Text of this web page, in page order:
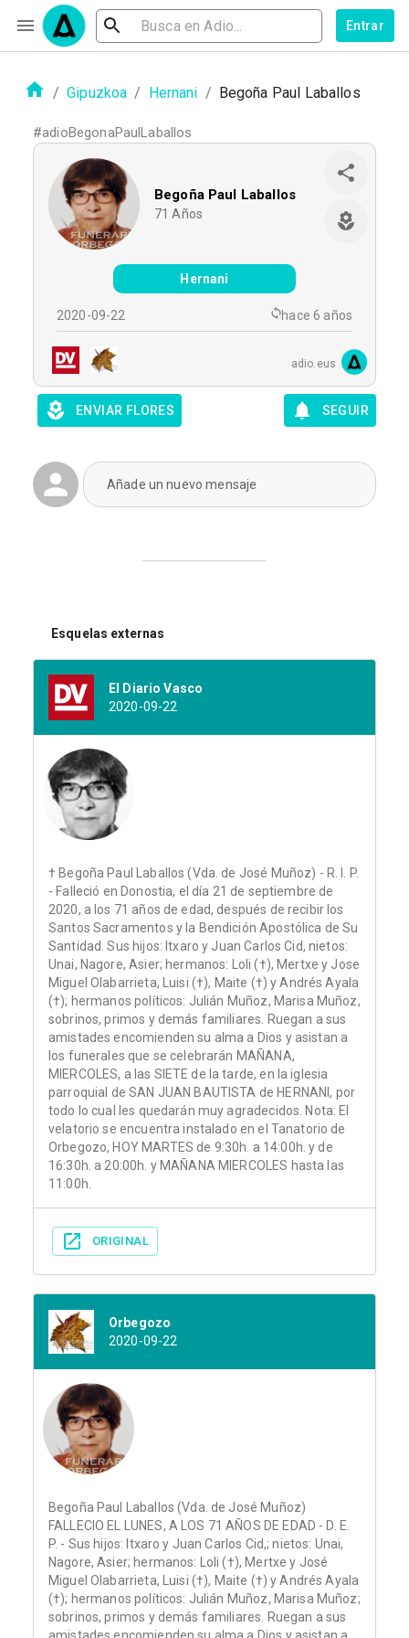
Entrar
/ Gipuzkoa / Hernani / Begoña Paul Laballos
#adioBegonaPaulLaballos
Begoña Paul Laballos
71 Años
Hernani
2020-09-22 hace 6 años
adio.eus
ENVIAR FLORES SEGUIR
Añade un nuevo mensaje
Esquelas externas
El Diario Vasco
2020-09-22
† Begoña Paul Laballos (Vda. de José Muñoz) - R. I. P.
- Falleció en Donostia, el día 21 de septiembre de
2020, a los 71 años de edad, después de recibir los
Santos Sacramentos y la Bendición Apostólica de Su
Santidad. Sus hijos: Itxaro y Juan Carlos Cid, nietos:
Unai, Nagore, Asier; hermanos: Loli (†), Mertxe y Jose
Miguel Olabarrieta, Luisi (†), Maite (†) y Andrés Ayala
(†); hermanos políticos: Julián Muñoz, Marisa Muñoz,
sobrinos, primos y demás familiares. Ruegan a sus
amistades encomienden su alma a Dios y asistan a
los funerales que se celebrarán MAÑANA,
MIERCOLES, a las SIETE de la tarde, en la iglesia
parroquial de SAN JUAN BAUTISTA de HERNANI, por
todo lo cual les quedarán muy agradecidos. Nota: El
velatorio se encuentra instalado en el Tanatorio de
Orbegozo, HOY MARTES de 9:30h. a 14:00h. y de
16:30h. a 20:00h. y MAÑANA MIERCOLES hasta las
11:00h.
ORIGINAL
Orbegozo
2020-09-22
Begoña Paul Laballos (Vda. de José Muñoz)
FALLECIO EL LUNES, A LOS 71 AÑOS DE EDAD - D. E.
P. - Sus hijos: Itxaro y Juan Carlos Cid,; nietos: Unai,
Nagore, Asier; hermanos: Loli (†), Mertxe y José
Miguel Olabarrieta, Luisi (†), Maite (†) y Andrés Ayala
(†); hermanos políticos: Julián Muñoz, Marisa Muñoz;
sobrinos, primos y demás familiares. Ruegan a sus